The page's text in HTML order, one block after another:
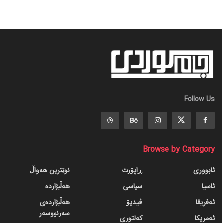
Follow Us
Browse by Category
ئابووری
ئاسیا
ئەفریقا
ئەمریکا
ڕاپۆرت
سیاسی
ڤیدیۆ
کەلتوری
نوێترین هەواڵ
هەڵبژاردە
هەڵبژاردەی
سەرنووسەر